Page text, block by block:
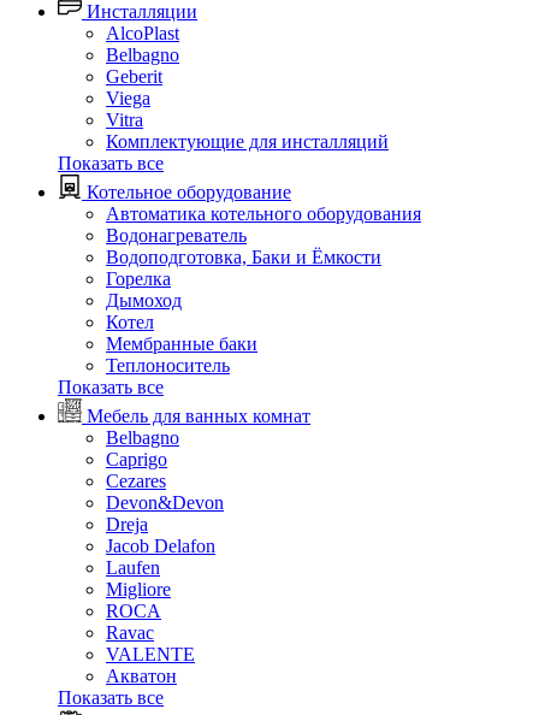
Инсталляции
AlcoPlast
Belbagno
Geberit
Viega
Vitra
Комплектующие для инсталляций
Показать все
Котельное оборудование
Автоматика котельного оборудования
Водонагреватель
Водоподготовка, Баки и Ёмкости
Горелка
Дымоход
Котел
Мембранные баки
Теплоноситель
Показать все
Мебель для ванных комнат
Belbagno
Caprigo
Cezares
Devon&Devon
Dreja
Jacob Delafon
Laufen
Migliore
ROCA
Rаvac
VALENTE
Акватон
Показать все